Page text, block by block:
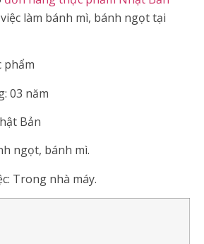
làm bánh mì, bánh ngọt tại
phẩm
03 năm
Bản
ngọt, bánh mì.
Trong nhà máy.